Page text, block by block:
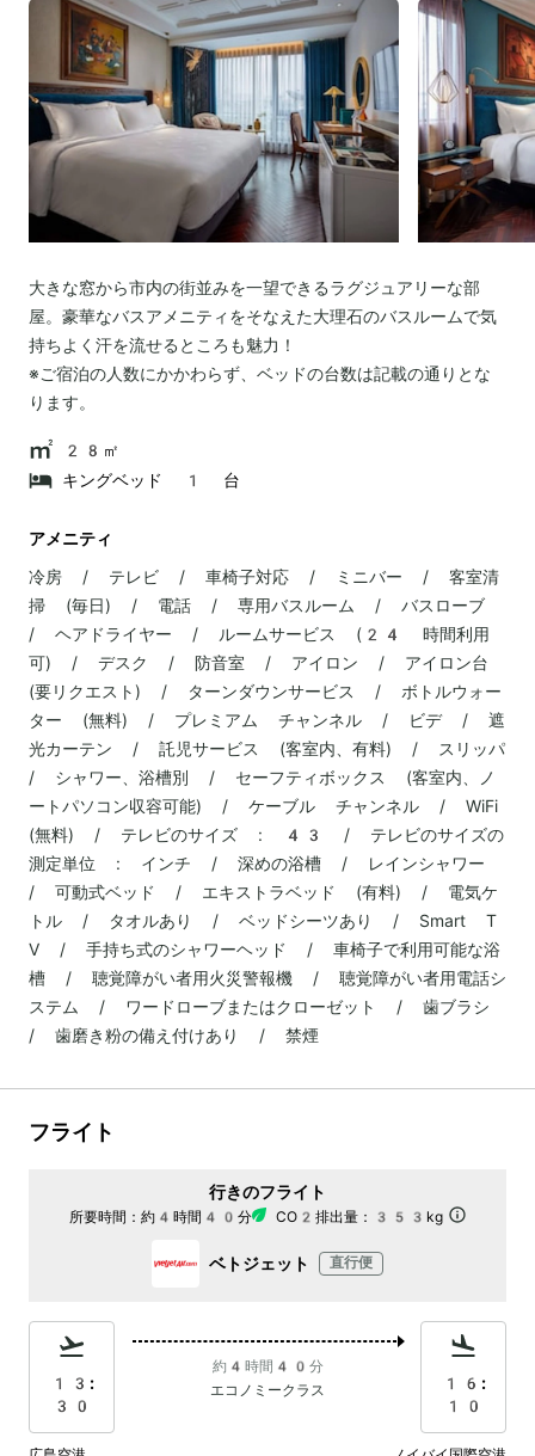
大きな窓から市内の街並みを一望できるラグジュアリーな部
屋。豪華なバスアメニティをそなえた大理石のバスルームで気
持ちよく汗を流せるところも魅力！
※ご宿泊の人数にかかわらず、ベッドの台数は記載の通りとな
ります。
28㎡
キングベッド 1 台
アメニティ
冷房 / テレビ / 車椅子対応 / ミニバー / 客室清
掃 (毎日) / 電話 / 専用バスルーム / バスローブ
/ ヘアドライヤー / ルームサービス (24 時間利用
可) / デスク / 防音室 / アイロン / アイロン台
(要リクエスト) / ターンダウンサービス / ボトルウォー
ター (無料) / プレミアム チャンネル / ビデ / 遮
光カーテン / 託児サービス (客室内、有料) / スリッパ
/ シャワー、浴槽別 / セーフティボックス (客室内、ノ
ートパソコン収容可能) / ケーブル チャンネル / WiFi
(無料) / テレビのサイズ : 43 / テレビのサイズの
測定単位 : インチ / 深めの浴槽 / レインシャワー
/ 可動式ベッド / エキストラベッド (有料) / 電気ケ
トル / タオルあり / ベッドシーツあり / Smart T
V / 手持ち式のシャワーヘッド / 車椅子で利用可能な浴
槽 / 聴覚障がい者用火災警報機 / 聴覚障がい者用電話シ
ステム / ワードローブまたはクローゼット / 歯ブラシ
/ 歯磨き粉の備え付けあり / 禁煙
フライト
行きのフライト
所要時間： 約4時間40分 CO2排出量： 353kg
ベトジェット 直行便
13:
30
約4時間40分
エコノミークラス
16:
10